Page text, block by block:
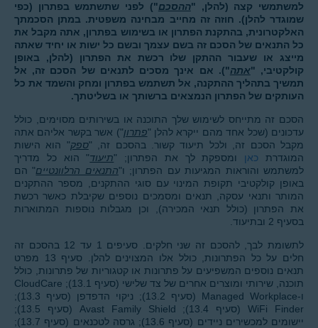
למשתמשי קצה (להלן, "ההסכם") לפני שתשתמש בפתרון (כפי
שמוגדר להלן). חוזה זה מחייב מבחינה משפטית. במתן הסכמתך
האלקטרונית, בהתקנת הפתרון או בשימוש בפתרון, אתה מקבל את
כל התנאים של הסכם זה בשם עצמך ובשם כל ישות או יחיד שאתה
מייצג או שעבור ההתקן שלו רכשת את הפתרון (להלן, באופן
קולקטיבי, "אתה"). אם אינך מסכים לתנאים של הסכם זה, אל
תמשיך בתהליך ההתקנה, אל תשתמש בפתרון ומחק והשמד את כל
העותקים של הפתרון הנמצאים ברשותך או בשליטתך.
הסכם זה מתייחס לשימוש שלך התוכנה או בשירותים מסוימים, כולל
עדכונים (שכל אחד מהם ייקרא להלן "פתרון") אשר בקשר אליהם אתה
מקבל הסכם זה, ולכל תיעוד קשור. בהסכם זה, "ספק" הוא הישות
המוגדרת כאן ומספקת לך את הפתרון; "תיעוד" הוא כל מדריך
למשתמש והוראות המגיעות עם הפתרון; ו"התנאים הרלוונטיים" הם
באופן קולקטיבי תקופת המינוי עם סוגי ההתקנים, מספר ההתקנים
המותר ותנאי עסקה, תנאים ומסמכים נוספים שקיבלת כאשר רכשת
את הפתרון (כולל תנאי המכירה), וכן מגבלות נוספות המתוארות
בסעיף 2 ובתיעוד.
לתשומת לבך, להסכם זה שני חלקים. סעיפים 1 עד 12 בהסכם זה
חלים על כל הפתרונות, כולל אלו המצוינים להלן. סעיף 13 מפרט
תנאים נוספים המשפיעים על פתרונות או קטגוריות של פתרונות, כולל
תוכנה, שירותי ומוצרים אחרים של צד שלישי (סעיף 13.1); CloudCare
ו-Managed Workplace (סעיף 13.2); ניקוי הדפדפן (סעיף 13.3);
WiFi Finder (סעיף 13.4); Avast Family Shield (סעיף 13.5);
יישומים למכשירים ניידים (סעיף 13.6); גרסה לטכנאים (סעיף 13.7);